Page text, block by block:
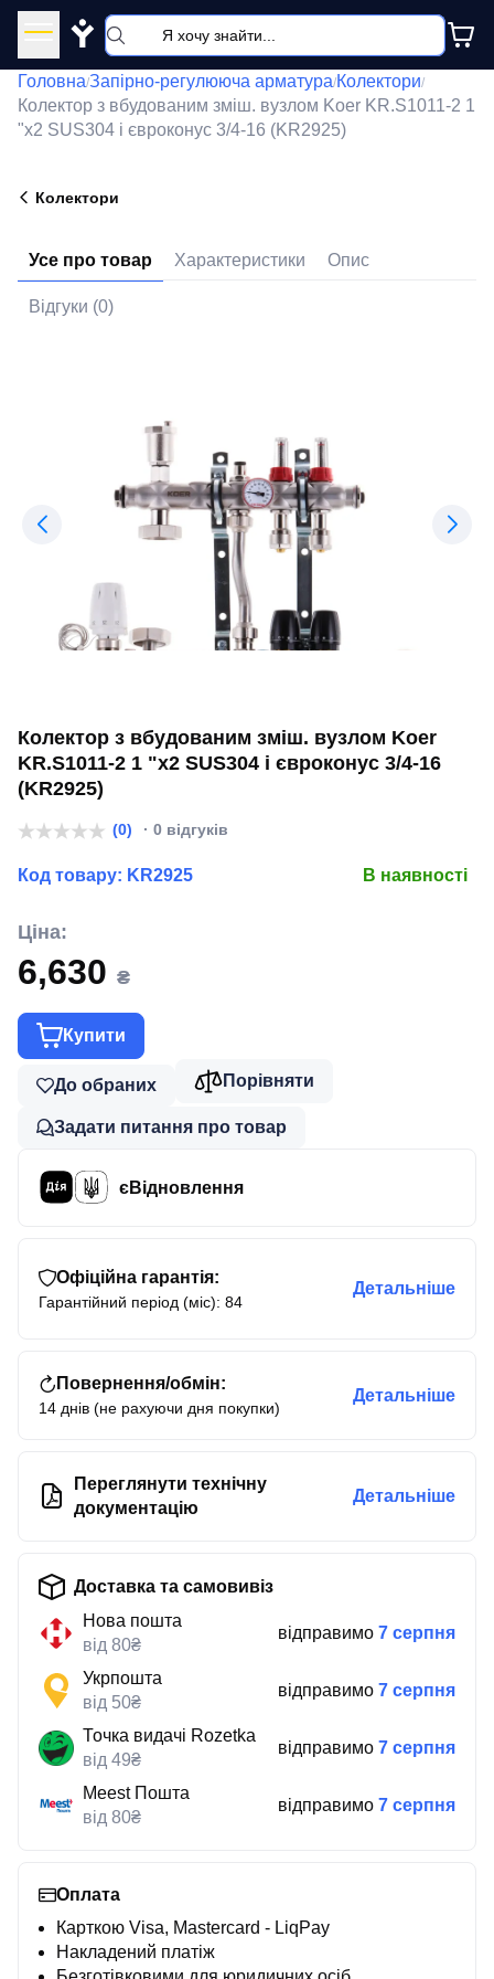
Y
Головна/Запірно-регулююча арматура/Колектори/
Колектор з вбудованим зміш. вузлом Koer KR.S1011-2 1
"х2 SUS304 і євроконус 3/4-16 (KR2925)
Колектори
Усе про товар Характеристики Опис
Відгуки (0)
Колектор з вбудованим зміш. вузлом Koer
KR.S1011-2 1 "х2 SUS304 і євроконус 3/4-16
(KR2925)
(0) · 0 відгуків
Код товару: KR2925 В наявності
Ціна:
6,630 ₴
Купити
До обраних Порівняти
Задати питання про товар
єВідновлення
Офіційна гарантія:
Гарантійний період (міс): 84
Детальніше
Повернення/обмін:
14 днів (не рахуючи дня покупки)
Детальніше
Переглянути технічну
документацію
Детальніше
Доставка та самовивіз
Нова пошта
від 80₴
відправимо 7 серпня
Укрпошта
від 50₴
відправимо 7 серпня
Точка видачі Rozetka
від 49₴
відправимо 7 серпня
Meest Пошта
від 80₴
відправимо 7 серпня
Оплата
Карткою Visa, Mastercard - LiqPay
Накладений платіж